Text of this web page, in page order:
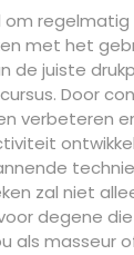
om
met het
de juiste
Door
verbeteren
zal niet
degene
als masseur